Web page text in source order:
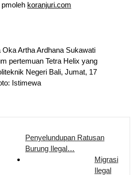
pmoleh koranjuri.com
Oka Artha Ardhana Sukawati
pertemuan Tetra Helix yang
Negeri Bali, Jumat, 17
Istimewa
Penyelundupan Ratusan
Burung Ilegal…
Migrasi
Ilegal